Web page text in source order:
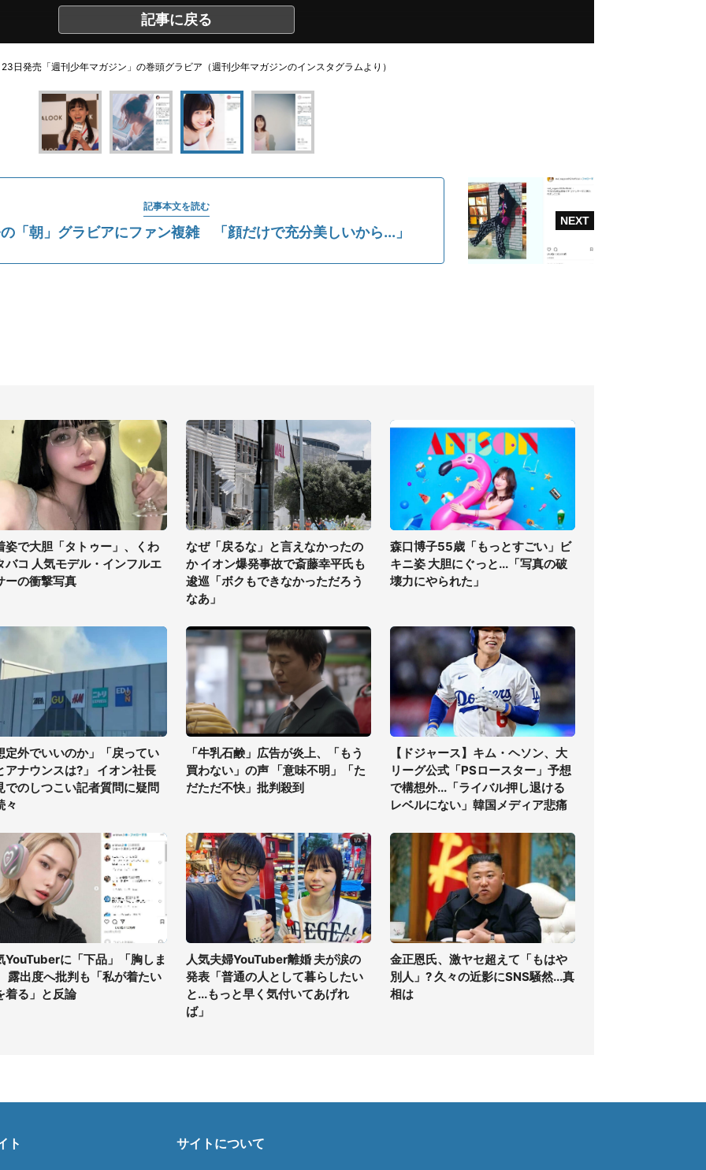
記事に戻る
日発売「週刊少年マガジン」の巻頭グラビア（週刊少年マガジンのインスタグラムより）
記事本文を読む
「朝」グラビアにファン複雑 「顔だけで充分美しいから...」
姿で大胆「タトゥー」、くわ
バコ 人気モデル・インフルエ
ーの衝撃写真
なぜ「戻るな」と言えなかったの
か イオン爆発事故で斎藤幸平氏も
逡巡「ボクもできなかっただろう
なあ」
森口博子55歳「もっとすごい」ビ
キニ姿 大胆にぐっと...「写真の破
壊力にやられた」
定外でいいのか」「戻ってい
アナウンスは?」 イオン社長
でのしつこい記者質問に疑問
々
「牛乳石鹸」広告が炎上、「もう
買わない」の声 「意味不明」「た
だただ不快」批判殺到
【ドジャース】キム・ヘソン、大
リーグ公式「PSロースター」予想
で構想外...「ライバル押し退ける
レベルにない」韓国メディア悲痛
YouTuberに「下品」「胸しま
露出度へ批判も「私が着たい
着る」と反論
人気夫婦YouTuber離婚 夫が涙の
発表「普通の人として暮らしたい
と...もっと早く気付いてあげれ
ば」
金正恩氏、激ヤセ超えて「もはや
別人」? 久々の近影にSNS騒然...真
相は
ト サイトについて